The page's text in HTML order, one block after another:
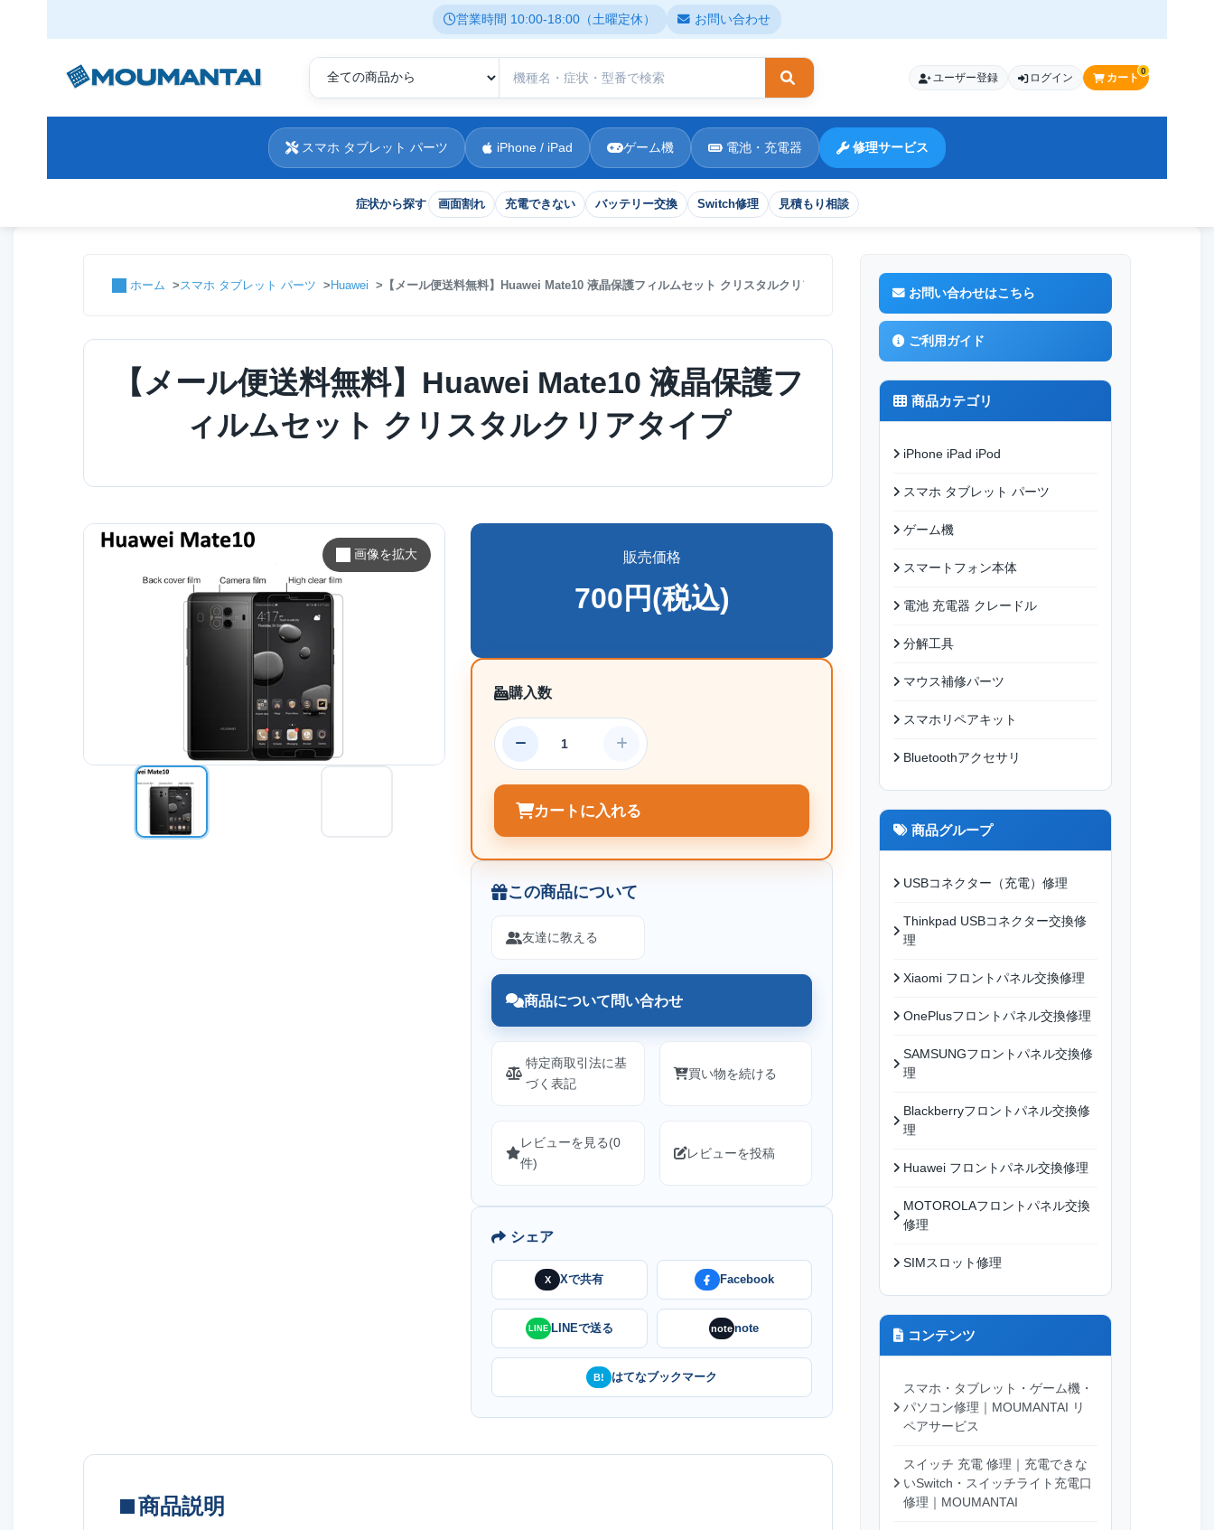
営業時間 10:00-18:00（土曜定休） お問い合わせ
検索
症状から探す 画面割れ 充電できない バッテリー交換 Switch修理 見積もり相談
ユーザー登録 ログイン カート
0
スマホ タブレット パーツ iPhone / iPad ゲーム機 電池・充電器 修理サービス
ホーム スマホ タブレット パーツ Huawei 【メール便送料無料】Huawei Mate10 液晶保護フィルムセット クリスタルクリアタイプ
【メール便送料無料】Huawei Mate10 液晶保護フ
ィルムセット クリスタルクリアタイプ
画像を拡大 販売価格
700円(税込)
購入数
カートに入れる
この商品について
友達に教える
商品について問い合わせ
特定商取引法に基
づく表記
買い物を続ける
レビューを見る(0
件)
レビューを投稿
シェア
X Xで共有 Facebook
LINE LINEで送る notenote
B! はてなブックマーク
商品説明
お問い合わせはこちら
ご利用ガイド
商品カテゴリ
iPhone iPad iPod
スマホ タブレット パーツ
ゲーム機
スマートフォン本体
電池 充電器 クレードル
分解工具
マウス補修パーツ
スマホリペアキット
Bluetoothアクセサリ
商品グループ
USBコネクター（充電）修理
Thinkpad USBコネクター交換修
理
Xiaomi フロントパネル交換修理
OnePlusフロントパネル交換修理
SAMSUNGフロントパネル交換修
理
Blackberryフロントパネル交換修
理
Huawei フロントパネル交換修理
MOTOROLAフロントパネル交換
修理
SIMスロット修理
コンテンツ
スマホ・タブレット・ゲーム機・
パソコン修理｜MOUMANTAI リ
ペアサービス
スイッチ 充電 修理｜充電できな
いSwitch・スイッチライト充電口
修理｜MOUMANTAI